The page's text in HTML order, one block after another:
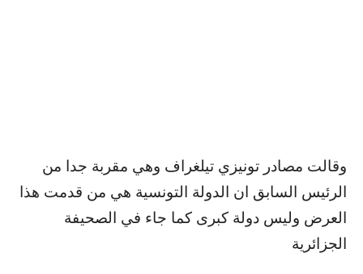
وقالت مصادر تونيزي تيلغراف وهي مقربة جدا من
الرئيس السابق ان الدولة التونسية هي من قدمت هذا
العرض وليس دولة كبرى كما جاء في الصحيفة
الجزائرية